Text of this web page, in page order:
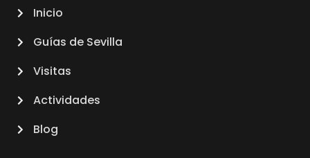
Inicio
Guías de Sevilla
Visitas
Actividades
Blog